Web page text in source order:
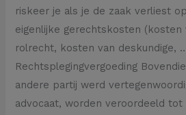
riskeer je als je de zaak verliest
eigenlijke gerechtskosten (kosten
rolrecht, kosten van deskundige,
Rechtsplegingvergoeding
andere partij werd
advocaat, worden veroordeeld tot